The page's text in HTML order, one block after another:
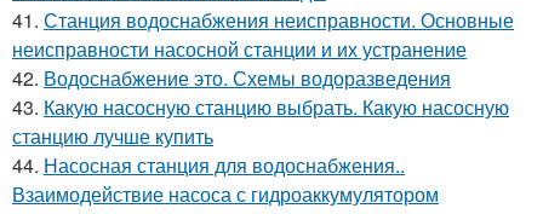
41. Станция водоснабжения неисправности. Основные
неисправности насосной станции и их устранение
42. Водоснабжение это. Схемы водоразведения
43. Какую насосную станцию выбрать. Какую насосную
станцию лучше купить
44. Насосная станция для водоснабжения..
Взаимодействие насоса с гидроаккумулятором